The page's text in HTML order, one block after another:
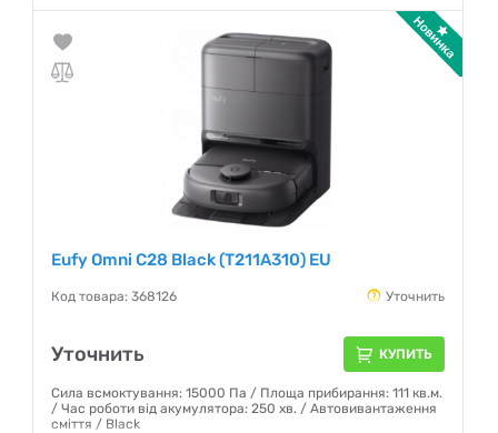
Eufy Omni C28 Black (T211A310) EU
Код товара: 368126 Уточнить
Уточнить КУПИТЬ
Сила всмоктування: 15000 Па / Площа прибирання: 111 кв.м.
/ Час роботи від акумулятора: 250 хв. / Автовивантаження
сміття / Black